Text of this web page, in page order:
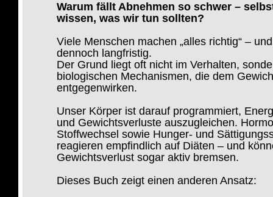
Warum fällt Abnehmen so schwer –
wissen, was wir tun sollten?
Viele Menschen machen „alles richtig“ –
dennoch langfristig.
Der Grund liegt oft nicht im Verhalten,
biologischen Mechanismen, die dem
entgegenwirken.
Unser Körper ist darauf programmiert,
und Gewichtsverluste auszugleichen.
Stoffwechsel sowie Hunger- und
reagieren empfindlich auf Diäten – und
Gewichtsverlust sogar aktiv bremsen.
Dieses Buch zeigt einen anderen Ansatz: